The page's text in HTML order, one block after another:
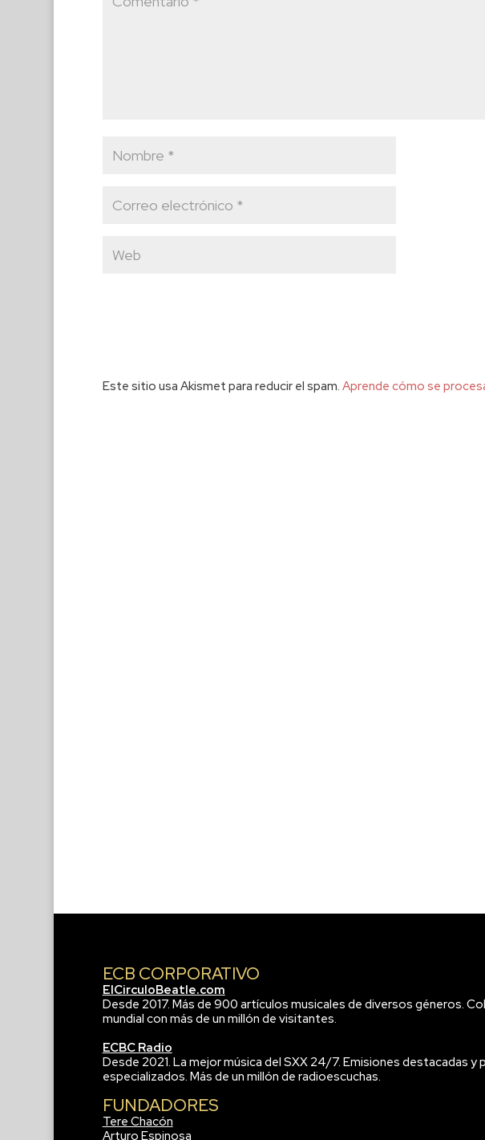
Este sitio usa Akismet para reducir el spam. Aprende cómo se
ECB CORPORATIVO
ElCirculoBeatle.com
Desde 2017. Más de 900 artículos musicales de diversos géneros.
mundial con más de un millón de visitantes.
ECBC Radio
Desde 2021. La mejor música del SXX 24/7. Emisiones destacadas y
especializados. Más de un millón de radioescuchas.
FUNDADORES
Tere Chacón
Arturo Espinosa